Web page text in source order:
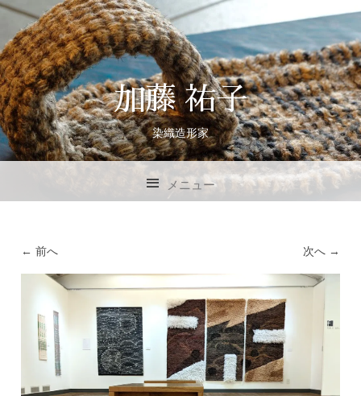
加藤 祐子
染織造形家
メニュー
← 前へ 次へ →